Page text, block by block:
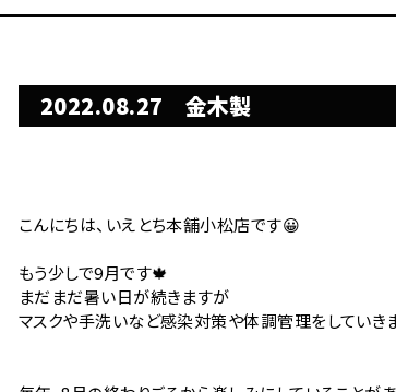
2022.08.27 金木製
こんにちは、いえとち本舗小松店です😀
もう少しで9月です🍁
まだまだ暑い日が続きますが
マスクや手洗いなど感染対策や体調管理をしていき